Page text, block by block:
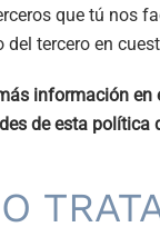
que tú nos
tercero en
información en
de esta política